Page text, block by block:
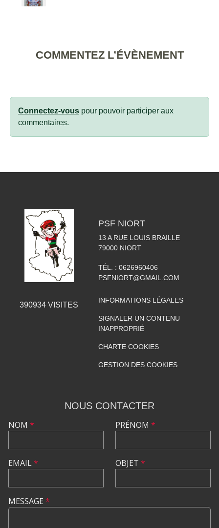
COMMENTEZ L’ÉVÈNEMENT
Connectez-vous pour pouvoir participer aux
commentaires.
390934 VISITES
PSF NIORT
13 A RUE LOUIS BRAILLE
79000 NIORT
TÉL. : 0626960406
PSFNIORT@GMAIL.COM
INFORMATIONS LÉGALES
SIGNALER UN CONTENU
INAPPROPRIÉ
CHARTE COOKIES
GESTION DES COOKIES
NOUS CONTACTER
NOM *
EMAIL*
PRÉNOM *
OBJET *
MESSAGE *